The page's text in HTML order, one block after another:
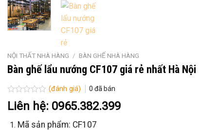
NỘI THẤT NHÀ HÀNG / BÀN GHẾ NHÀ HÀNG
Bàn ghế lẩu nướng CF107 giá rẻ nhất Hà Nội
Được
xếp
0
(đánh giá) 0 đã bán
Liên hệ: 0965.382.399
Mã sản phẩm: CF107